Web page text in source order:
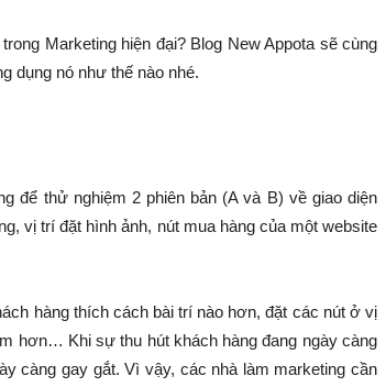
Marketing hiện đại? Blog New Appota sẽ cùng
dụng nó như thế nào nhé.
để thử nghiệm 2 phiên bản (A và B) về giao diện
vị trí đặt hình ảnh, nút mua hàng của một website
hàng thích cách bài trí nào hơn, đặt các nút ở vị
hơn… Khi sự thu hút khách hàng đang ngày càng
càng gay gắt. Vì vậy, các nhà làm marketing cần